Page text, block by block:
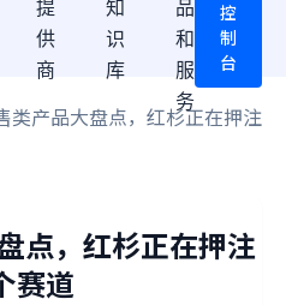
提
供
商
知
识
库
品
和
服
务
控
制
台
类产品大盘点，红杉正在押注
点，红杉正在押注
赛道